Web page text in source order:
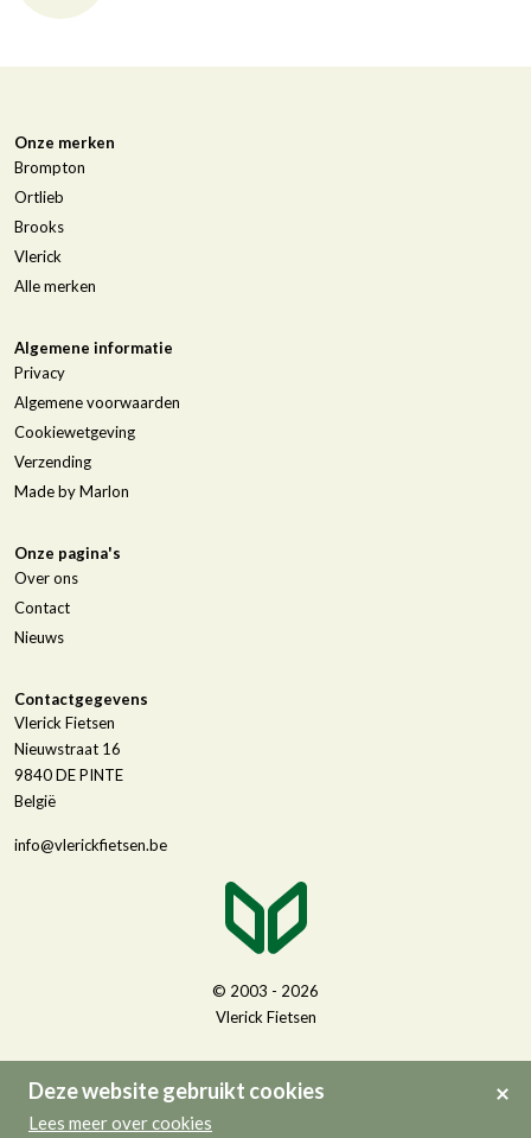
Deze website gebruikt cookies
Lees meer over cookies
Onze merken
Brompton
Ortlieb
Brooks
Vlerick
Alle merken
Algemene informatie
Privacy
Algemene voorwaarden
Cookiewetgeving
Verzending
Made by Marlon
Onze pagina's
Over ons
Contact
Nieuws
Contactgegevens
Vlerick Fietsen
Nieuwstraat 16
9840DE PINTE
België
info@vlerickfietsen.be
© 2003 - 2026
Vlerick Fietsen